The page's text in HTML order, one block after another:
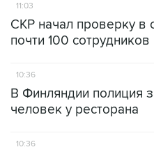
11:03
СКР начал проверку в
почти 100
10:36
В Финляндии полиция
человек у ресторана
10:36